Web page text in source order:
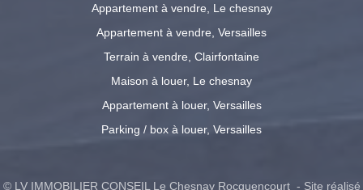
Appartement à vendre, Le chesnay
Appartement à vendre, Versailles
Terrain à vendre, Clairfontaine
Maison à louer, Le chesnay
Appartement à louer, Versailles
Parking / box à louer, Versailles
© LV IMMOBILIER CONSEIL Le Chesnay Rocquencourt - Site réalisé